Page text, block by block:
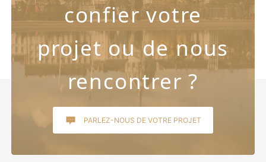
confier votre
projet ou de nous
rencontrer ?
PARLEZ-NOUS DE VOTRE PROJET